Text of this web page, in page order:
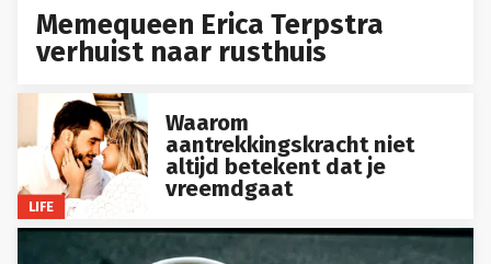
Memequeen Erica Terpstra
verhuist naar rusthuis
LIFE
Waarom
aantrekkingskracht niet
altijd betekent dat je
vreemdgaat